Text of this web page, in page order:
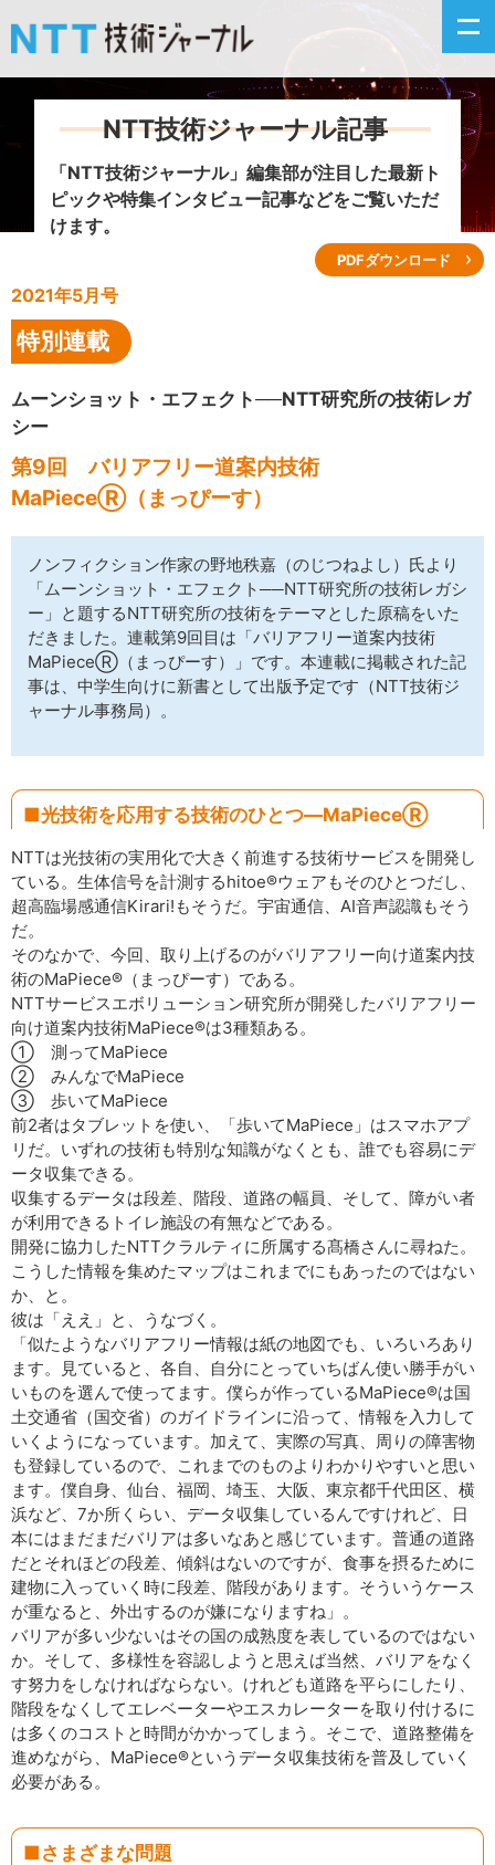
新着情報
イベントカレンダー
サイトマップ
NTT技術ジャーナル記事
「NTT技術ジャーナル」編集部が注目した最新ト
ピックや特集インタビュー記事などをご覧いただ
けます。
PDFダウンロード
2021年5月号
特別連載
ムーンショット・エフェクト──NTT研究所の技術レガ
シー
第9回 バリアフリー道案内技術
MaPieceⓇ（まっぴーす）
ノンフィクション作家の野地秩嘉（のじつねよし）氏より
「ムーンショット・エフェクト──NTT研究所の技術レガシ
ー」と題するNTT研究所の技術をテーマとした原稿をいた
だきました。連載第9回目は「バリアフリー道案内技術
MaPieceⓇ（まっぴーす）」です。本連載に掲載された記
事は、中学生向けに新書として出版予定です（NTT技術ジ
ャーナル事務局）。
■光技術を応用する技術のひとつ―MaPieceⓇ
NTTは光技術の実用化で大きく前進する技術サービスを開発し
ている。生体信号を計測するhitoe®ウェアもそのひとつだし、
超高臨場感通信Kirari!もそうだ。宇宙通信、AI音声認識もそう
だ。
そのなかで、今回、取り上げるのがバリアフリー向け道案内技
術のMaPiece®（まっぴーす）である。
NTTサービスエボリューション研究所が開発したバリアフリー
向け道案内技術MaPiece®は3種類ある。
① 測ってMaPiece
② みんなでMaPiece
③ 歩いてMaPiece
前2者はタブレットを使い、「歩いてMaPiece」はスマホアプ
リだ。いずれの技術も特別な知識がなくとも、誰でも容易にデ
ータ収集できる。
収集するデータは段差、階段、道路の幅員、そして、障がい者
が利用できるトイレ施設の有無などである。
開発に協力したNTTクラルティに所属する髙橋さんに尋ねた。
こうした情報を集めたマップはこれまでにもあったのではない
か、と。
彼は「ええ」と、うなづく。
「似たようなバリアフリー情報は紙の地図でも、いろいろあり
ます。見ていると、各自、自分にとっていちばん使い勝手がい
いものを選んで使ってます。僕らが作っているMaPiece®は国
土交通省（国交省）のガイドラインに沿って、情報を入力して
いくようになっています。加えて、実際の写真、周りの障害物
も登録しているので、これまでのものよりわかりやすいと思い
ます。僕自身、仙台、福岡、埼玉、大阪、東京都千代田区、横
浜など、7か所くらい、データ収集しているんですけれど、日
本にはまだまだバリアは多いなあと感じています。普通の道路
だとそれほどの段差、傾斜はないのですが、食事を摂るために
建物に入っていく時に段差、階段があります。そういうケース
が重なると、外出するのが嫌になりますね」。
バリアが多い少ないはその国の成熟度を表しているのではない
か。そして、多様性を容認しようと思えば当然、バリアをなく
す努力をしなければならない。けれども道路を平らにしたり、
階段をなくしてエレベーターやエスカレーターを取り付けるに
は多くのコストと時間がかかってしまう。そこで、道路整備を
進めながら、MaPiece®というデータ収集技術を普及していく
必要がある。
■さまざまな問題